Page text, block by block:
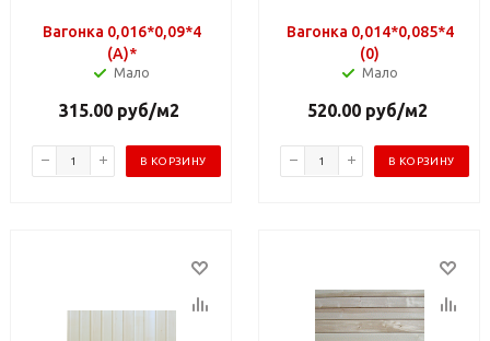
Вагонка 0,016*0,09*4
(A)*
Мало
315.00 руб/м2
В КОРЗИНУ
Вагонка 0,014*0,085*4
(0)
Мало
520.00 руб/м2
В КОРЗИНУ